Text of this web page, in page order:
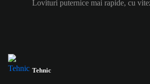
Lovituri puternice mai rapide, cu
Tehnic